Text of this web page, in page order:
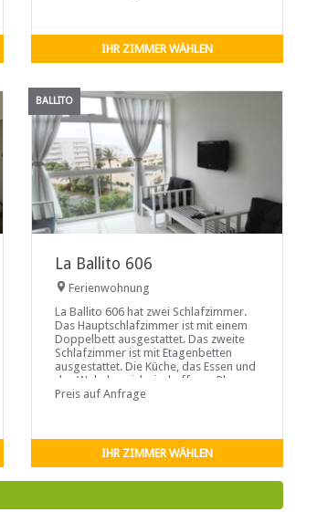
IHR ZIMMER WÄHLEN
BALLITO
La Ballito 606
Ferienwohnung
La Ballito 606 hat zwei Schlafzimmer.
Das Hauptschlafzimmer ist mit einem
Doppelbett ausgestattet. Das zweite
Schlafzimmer ist mit Etagenbetten
ausgestattet. Die Küche, das Essen und
das Wohnbereich sind offener Plan.
Die Küche ist gut ausgestattet mit einer
Preis auf Anfrage
IHR ZIMMER WÄHLEN